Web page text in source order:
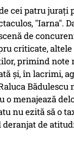
cei patru jurați
"Iarna".
de
criticate, altele
primind note
și, în lacrimi,
Bădulescu
o menajează
nu ezită să o
de